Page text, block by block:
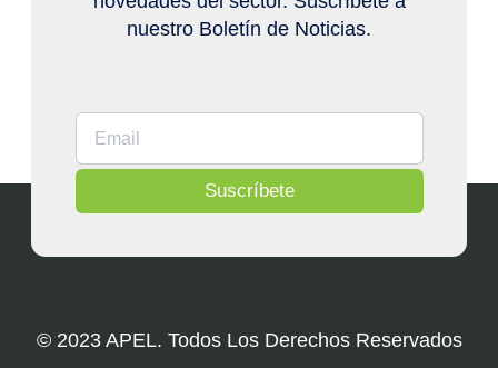
nuestro Boletín de Noticias.
Suscríbete
© 2023 APEL. Todos Los Derechos Reservados